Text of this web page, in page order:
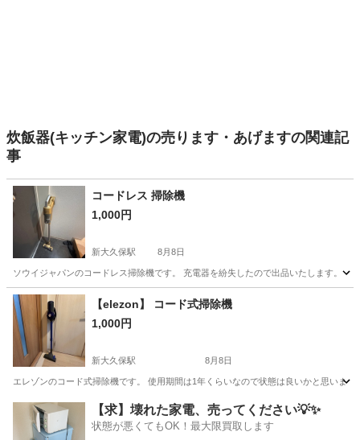
炊飯器(キッチン家電)の売ります・あげますの関連記
事
コードレス 掃除機
1,000円
新大久保駅 8月8日
ソウイジャパンのコードレス掃除機です。 充電器を紛失したので出品いたします。
東京 新宿区 新大久保駅 生活家電
【elezon】 コード式掃除機
1,000円
新大久保駅 8月8日
エレゾンのコード式掃除機です。 使用期間は1年くらいなので状態は良いかと思いま
東京 新宿区 新大久保駅 生活家電
【求】壊れた家電、売ってください💡✨
状態が悪くてもOK！最大限買取します